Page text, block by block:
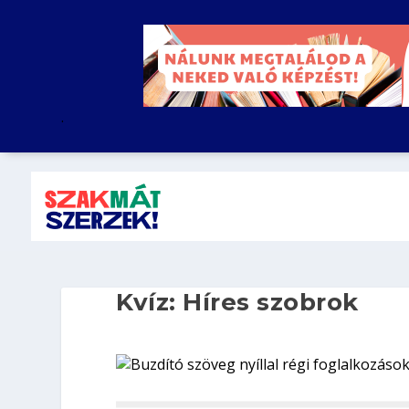
.
Kvíz: Híres szobrok